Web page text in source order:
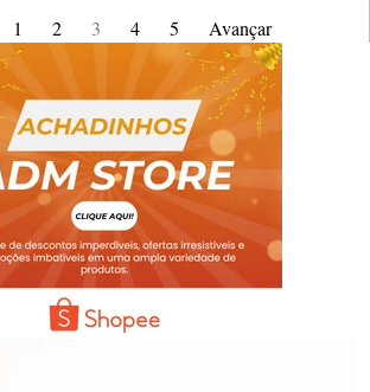
1 2 3 4 5 Avançar